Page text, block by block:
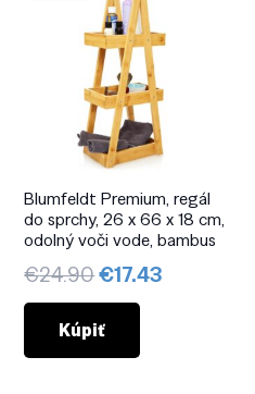
Blumfeldt Premium, regál
do sprchy, 26 x 66 x 18 cm,
odolný voči vode, bambus
€24.90Pôvodná
cena
bola:
€24.90.
€17.43
Kúpiť